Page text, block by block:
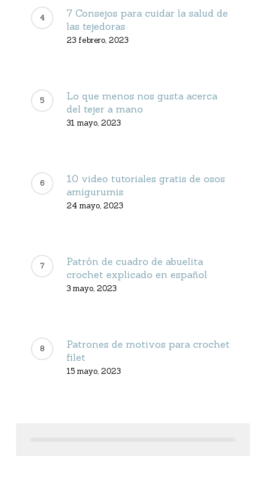
7 Consejos para cuidar la salud de
las tejedoras
23 febrero, 2023
Lo que menos nos gusta acerca
del tejer a mano
31 mayo, 2023
10 video tutoriales gratis de osos
amigurumis
24 mayo, 2023
Patrón de cuadro de abuelita
crochet explicado en español
3 mayo, 2023
Patrones de motivos para crochet
filet
15 mayo, 2023